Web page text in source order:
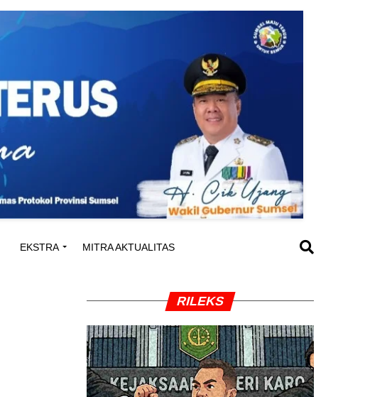
EKSTRA MITRA AKTUALITAS
RILEKS